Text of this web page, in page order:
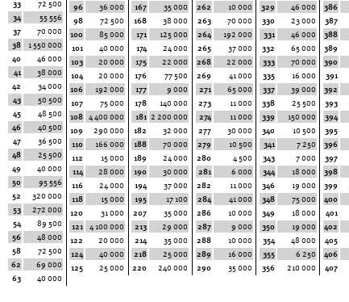
33
72 500
34
55 556
37
70 000
38
1 550 000
40
46 000
41
38 000
42
34 000
43
50 500
45
48 500
46
40 500
47
36 500
48
25 500
49
40 000
50
95 556
52
320 000
53
272 000
54
89 500
56
48 000
58
72 500
62
69 000
63
40 000
96
36 000
98
72 500
100
85 000
101
40 000
103
20 000
104
20 000
106
192 000
107
75 000
108 4 400 000
109
290 000
110
166 000
112
15 000
114
28 000
116
24 000
118
15 000
120
31 000
121
4 100 000
122
20 000
124
40 000
125
25 000
167
35 000
168
38 000
171
125 000
174
24 000
175
22 000
176
77 500
177
9 000
178
140 000
181 2 200 000
182
32 000
188
70 000
189
24 000
190
30 000
194
37 000
195
17 100
207
35 000
213
29 000
214
35 000
218
25 000
220
240 000
262
10 000
263
70 000
264
192 000
265
37 000
268
22 000
269
41 000
271
65 000
273
11 000
274
11 000
277
30 000
279
10 500
280
4 500
281
6 000
282
11 000
284
41 000
286
10 000
287
9 000
288
10 000
289
16 000
290
35 000
329
46 000
330
23 000
331
46 000
332
65 000
333
70 000
335
16 000
337
39 000
338
25 500
339
150 000
340
10 500
341
7 250
343
7 000
344
18 000
346
19 000
348
75 000
349
18 000
350
19 000
354
48 000
355
6 250
356
210 000
386
387
388
389
390
391
392
393
394
395
396
397
398
399
400
401
402
405
406
407